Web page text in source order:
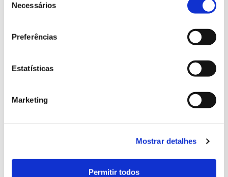
Necessários
Preferências
Estatísticas
Marketing
Mostrar detalhes
Permitir todos
em Varsóvia.
Visite as redes sociais do liceu
VOLTAR À PÁGINA PRINCIPAL DO PROJETO